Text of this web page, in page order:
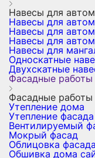
Навесы для
Навесы для
Навесы для
Навесы для
Навесы для
Односкатные
Двухскатные
Фасадные работы
Фасадные работы
Утепление дома
Утепление
Вентилируемый
Мокрый фасад
Облицовка
Обшивка дома